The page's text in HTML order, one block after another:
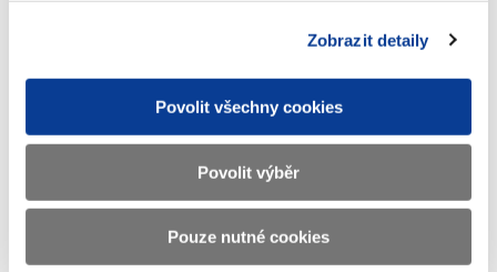
Zobrazit detaily
Povolit všechny cookies
Povolit výběr
Pouze nutné cookies